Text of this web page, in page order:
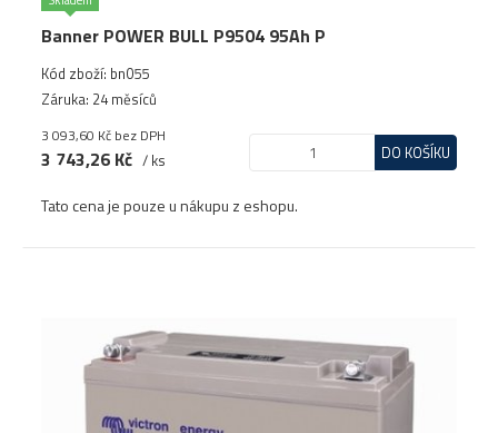
Banner POWER BULL P9504 95Ah P
Kód zboží: bn055
Záruka: 24 měsíců
3 093,60 Kč bez DPH
3 743,26 Kč / ks DO KOŠÍKU
Tato cena je pouze u nákupu z eshopu.